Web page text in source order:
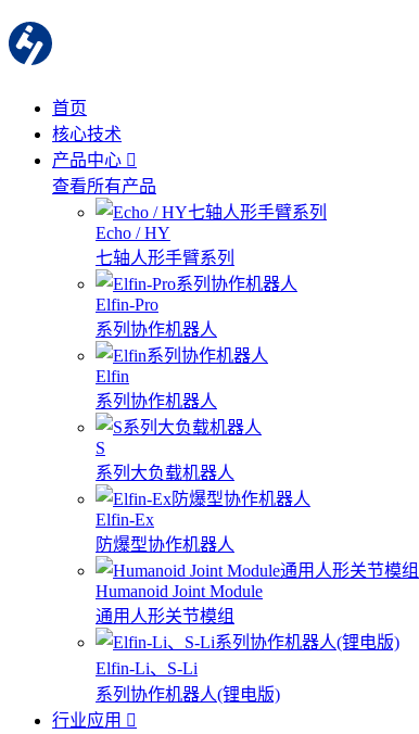
首页
核心技术
产品中心
查看所有产品
Echo / HY
七轴人形手臂系列
Elfin-Pro
系列协作机器人
Elfin
系列协作机器人
S
系列大负载机器人
Elfin-Ex
防爆型协作机器人
Humanoid Joint Module
通用人形关节模组
Elfin-Li、S-Li
系列协作机器人(锂电版)
行业应用